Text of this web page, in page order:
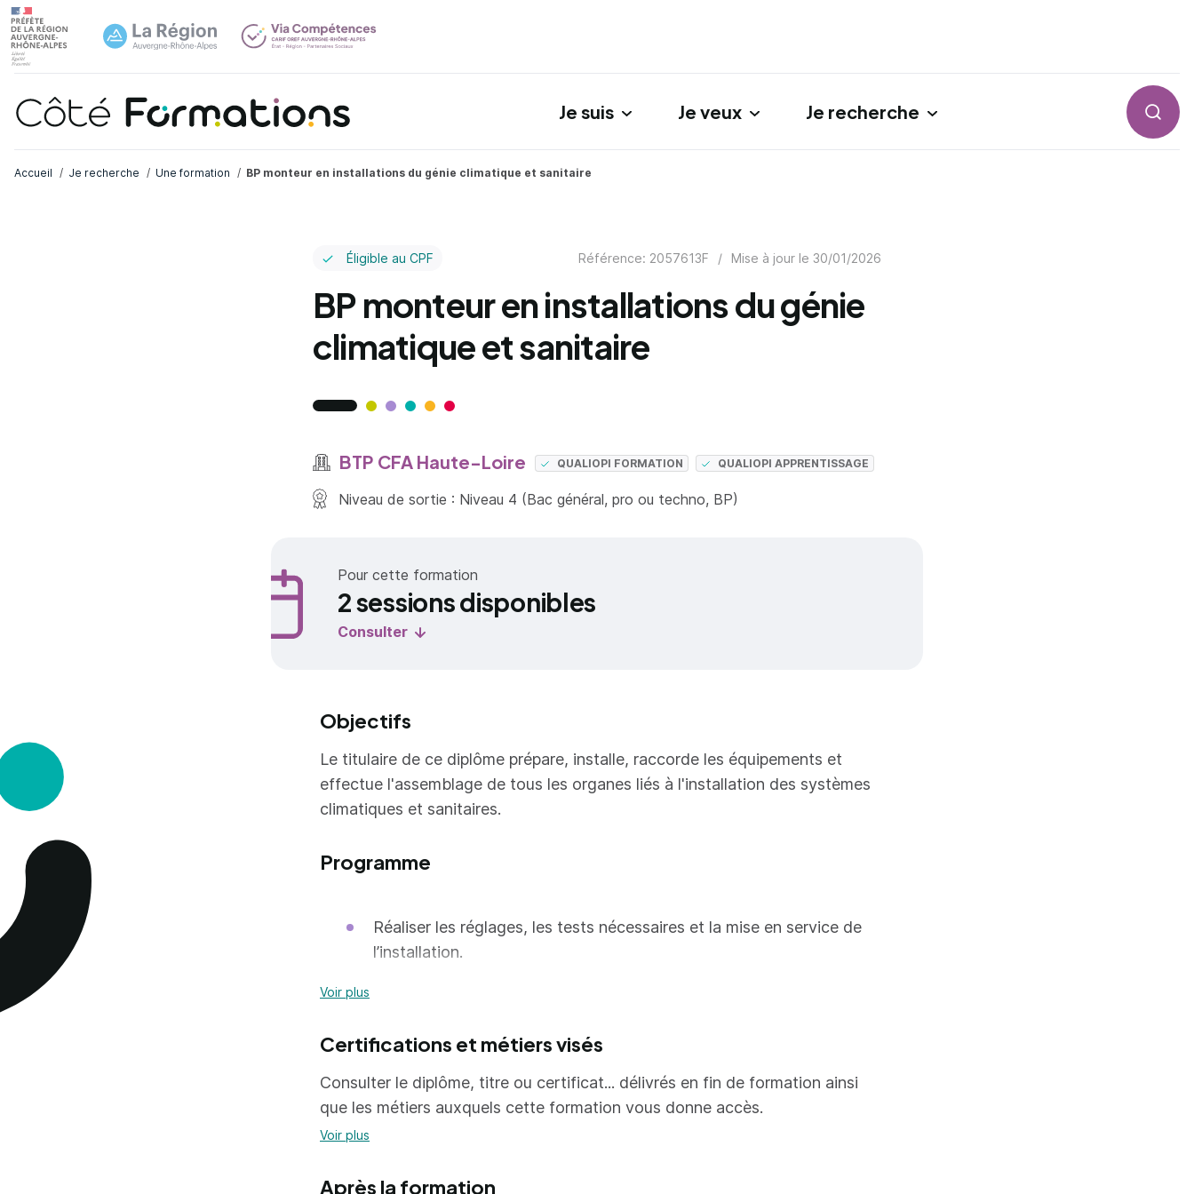
Je suis Je veux Je recherche
Accueil Je recherche Une formation BP monteur en installations du génie climatique et sanitaire
Éligible au CPF Référence: 2057613F / Mise à jour le 30/01/2026
BP monteur en installations du génie
climatique et sanitaire
BTP CFA Haute-Loire QUALIOPI FORMATION QUALIOPI APPRENTISSAGE
Niveau de sortie : Niveau 4 (Bac général, pro ou techno, BP)
Pour cette formation
2 sessions disponibles
Consulter
Objectifs
Le titulaire de ce diplôme prépare, installe, raccorde les équipements et
effectue l'assemblage de tous les organes liés à l'installation des systèmes
climatiques et sanitaires.
Programme
Réaliser les réglages, les tests nécessaires et la mise en service de
l’installation.
Organiser son intervention
Mettre en œuvre les réseaux fluidiques aux équipements
Voir plus
Certifications et métiers visés
Consulter le diplôme, titre ou certificat... délivrés en fin de formation ainsi
que les métiers auxquels cette formation vous donne accès.
Voir plus
Après la formation